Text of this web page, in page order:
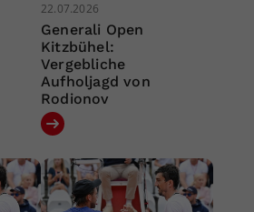
22.07.2026
Generali Open
Kitzbühel:
Vergebliche
Aufholjagd von
Rodionov